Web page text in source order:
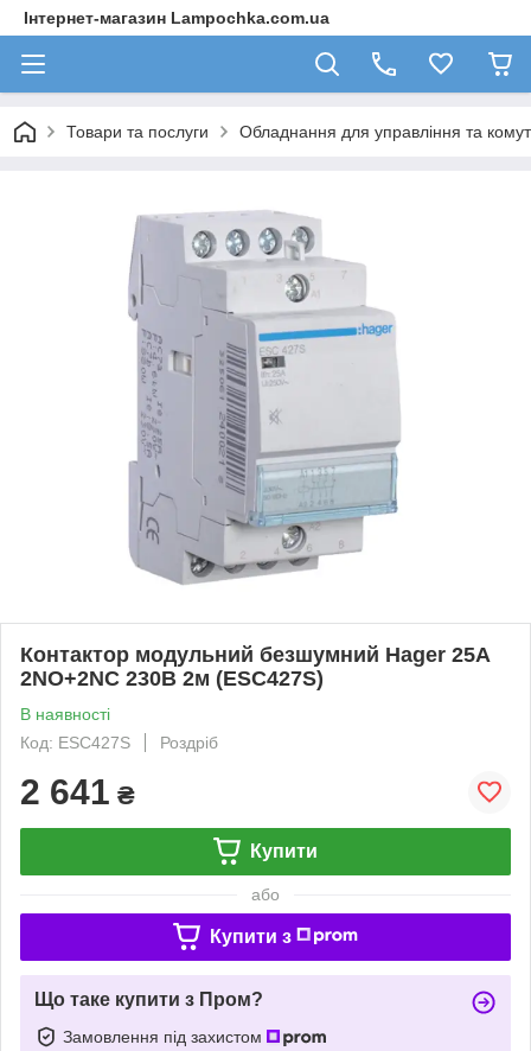
Інтернет-магазин Lampochka.com.ua
Товари та послуги Обладнання для управління та
Контактор модульний безшумний Hager 25A
2NO+2NC 230В 2м (ESC427S)
В наявності
Код: ESC427S
Роздріб
2 641 ₴
Купити
або
Купити з
Що таке купити з Пром?
Замовлення під захистом